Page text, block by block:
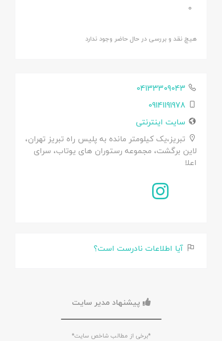
0
هیچ نقد و بررسی در حال حاضر وجود ندارد
04133309043
09141191978
سایت اینترنتی
تبریز،یک کیلومتر مانده به پلیس راه تبریز تهران،
لاین برگشت، مجموعه رستوران های یوتاب، سرای
اعلا
آیا اطلاعات نادرست است؟
پیشنهاد مدیر سایت
*برخی از مطالب شاخص سایت*